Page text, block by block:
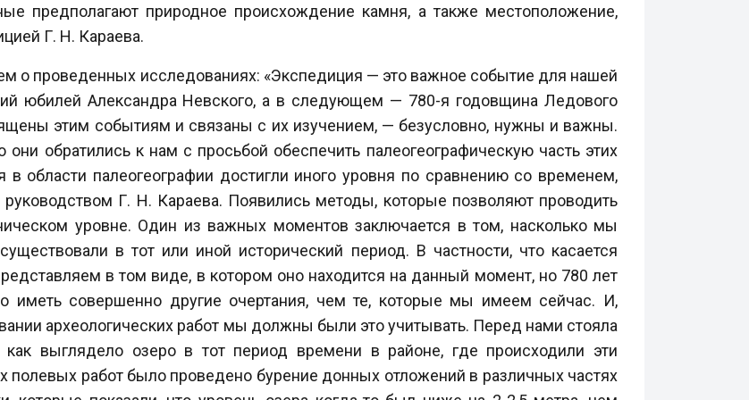
предполагают природное происхождение камня, а также местоположение,
Г. Н. Караева.
о проведенных исследованиях: «Экспедиция — это важное событие для нашей
юбилей Александра Невского, а в следующем — 780-я годовщина Ледового
этим событиям и связаны с их изучением, — безусловно, нужны и важны.
обратились к нам с просьбой обеспечить палеогеографическую часть этих
области палеогеографии достигли иного уровня по сравнению со временем,
Г. Н. Караева. Появились методы, которые позволяют проводить
уровне. Один из важных моментов заключается в том, насколько мы
в тот или иной исторический период. В частности, что касается
в том виде, в котором оно находится на данный момент, но 780 лет
иметь совершенно другие очертания, чем те, которые мы имеем сейчас. И,
археологических работ мы должны были это учитывать. Перед нами стояла
как выглядело озеро в тот период времени в районе, где происходили эти
полевых работ было проведено бурение донных отложений в различных частях